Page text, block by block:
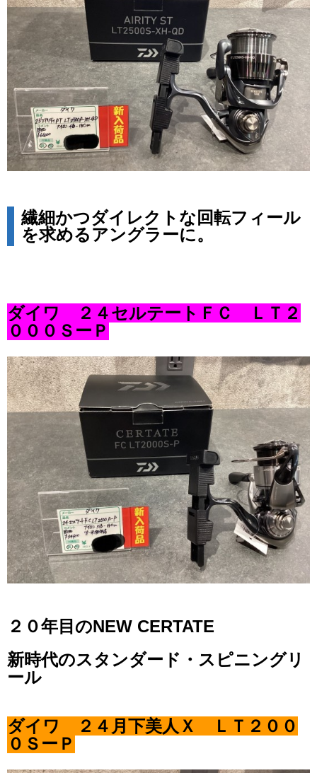
繊細かつダイレクトな回転フィール
を求めるアングラーに。
ダイワ ２４セルテートＦＣ ＬＴ２
０００ＳーＰ
２０年目のNEW CERTATE
新時代のスタンダード・スピニングリ
ール
ダイワ ２４月下美人Ｘ ＬＴ２００
０ＳーＰ